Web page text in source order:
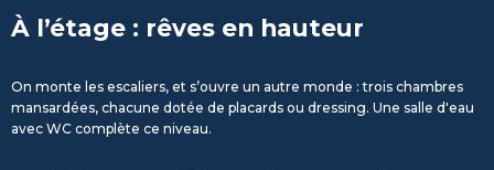
À l’étage : rêves en hauteur
On monte les escaliers, et s’ouvre un autre monde : trois chambres
mansardées, chacune dotée de placards ou dressing. Une salle d'eau
avec WC complète ce niveau.